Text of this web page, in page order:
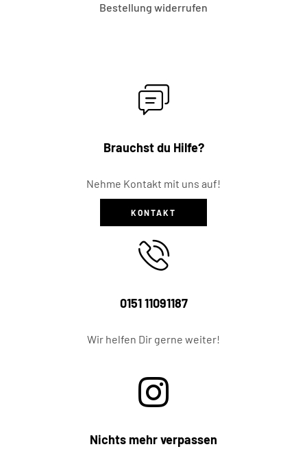
Bestellung widerrufen
Brauchst du Hilfe?
Nehme Kontakt mit uns auf!
KONTAKT
0151 11091187
Wir helfen Dir gerne weiter!
Nichts mehr verpassen